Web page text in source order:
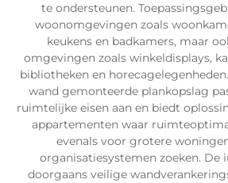
te ondersteunen.
woonomgevingen zoals
keukens en badkamers, maar
omgevingen zoals winkeldisplays,
bibliotheken en
wand gemonteerde plankopslag
ruimtelijke eisen aan en biedt
appartementen waar
evenals voor grotere
organisatiesystemen zoeken. De
doorgaans veilige